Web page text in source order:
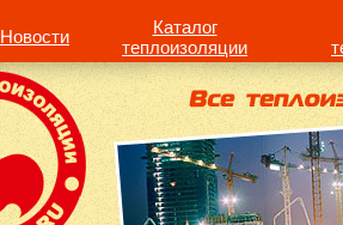
Новости
Каталог
теплоизоляции